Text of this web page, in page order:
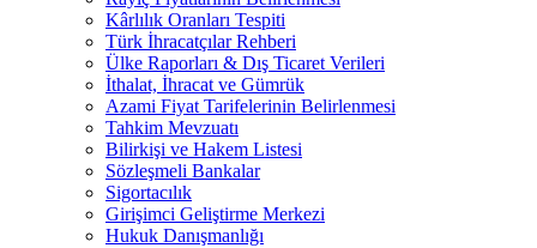
Kârlılık Oranları Tespiti
Türk İhracatçılar Rehberi
Ülke Raporları & Dış Ticaret Verileri
İthalat, İhracat ve Gümrük
Azami Fiyat Tarifelerinin Belirlenmesi
Tahkim Mevzuatı
Bilirkişi ve Hakem Listesi
Sözleşmeli Bankalar
Sigortacılık
Girişimci Geliştirme Merkezi
Hukuk Danışmanlığı